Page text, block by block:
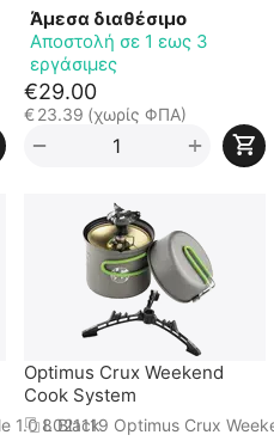
Άμεσα διαθέσιμο
Αποστολή σε 1 εως 3
εργάσιμες
€29.00
€23.39 (χωρίς ΦΠΑ)
+
−
1.0 L Black
Optimus Crux Weekend
Cook System
8021119 Optimus Crux